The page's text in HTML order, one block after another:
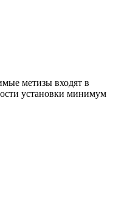
метизы входят в
установки минимум